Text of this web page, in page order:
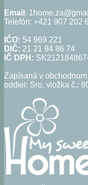
Email :
Telefón: +421 907 202
IČO: 54 969 221
DIČ: 21 21 84 86 74
IČ DPH:
Zapísaná v
oddiel: Sro, vložka č.: